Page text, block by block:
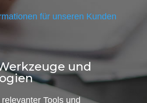
für unseren Kunden
und
Tools und